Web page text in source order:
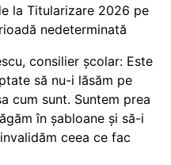
la Titularizare 2026 pe
nedeterminată
consilier școlar: Este
să nu-i lăsăm pe
cum sunt. Suntem prea
în șabloane și să-i
ceea ce fac